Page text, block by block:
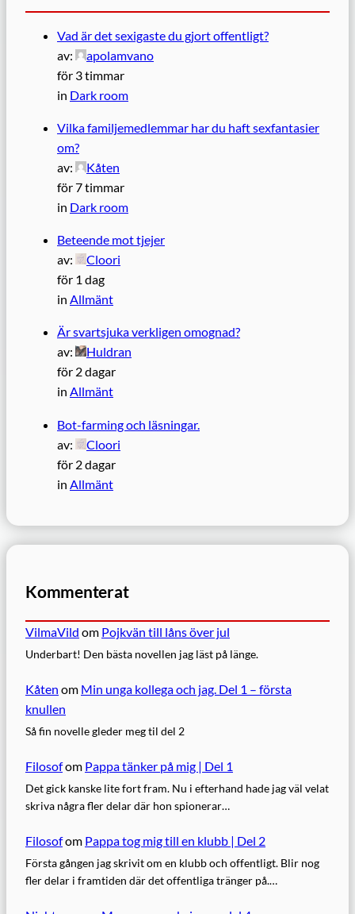
Vad är det sexigaste du gjort offentligt?
av:
apolamvano
för 3 timmar
in Dark room
Vilka familjemedlemmar har du haft sexfantasier
om?
av:
Kåten
för 7 timmar
in Dark room
Beteende mot tjejer
av:
Cloori
för 1 dag
in Allmänt
Är svartsjuka verkligen omognad?
av:
Huldran
för 2 dagar
in Allmänt
Bot-farming och läsningar.
av:
Cloori
för 2 dagar
in Allmänt
Kommenterat
VilmaVild om Pojkvän till låns över jul
Underbart! Den bästa novellen jag läst på länge.
Kåten om Min unga kollega och jag. Del 1 – första
knullen
Så fin novelle gleder meg til del 2
Filosofom Pappa tänker på mig | Del 1
Det gick kanske lite fort fram. Nu i efterhand hade jag väl velat
skriva några fler delar där hon spionerar…
Filosofom Pappa tog mig till en klubb | Del 2
Första gången jag skrivit om en klubb och offentligt. Blir nog
fler delar i framtiden där det offentliga tränger på.…